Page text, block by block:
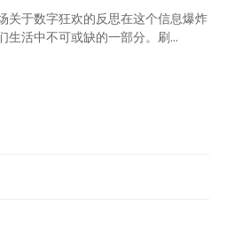
关于数字狂欢的反思在这个信息爆炸
生活中不可或缺的一部分。刷...